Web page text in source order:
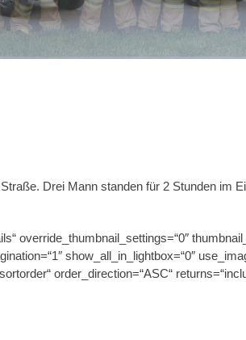
Drei Mann standen für 2 Stunden im
override_thumbnail_settings=“0″
show_all_in_lightbox=“0″
order_direction=“ASC“